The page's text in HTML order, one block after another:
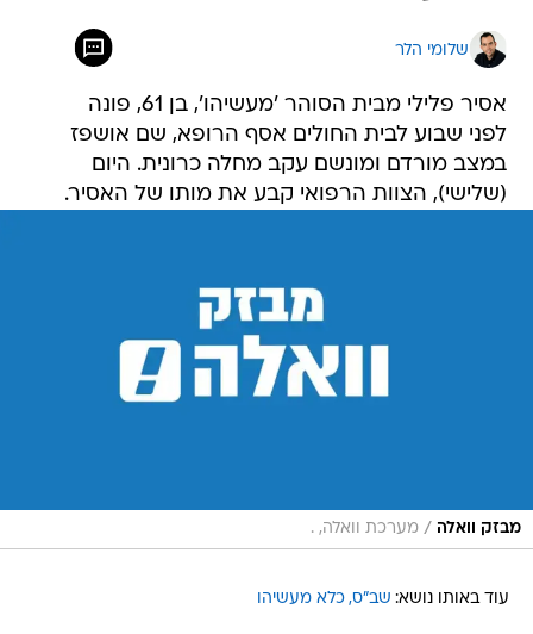
שלומי הלר
אסיר פלילי מבית הסוהר 'מעשיהו', בן 61, פונה
לפני שבוע לבית החולים אסף הרופא, שם אושפז
במצב מורדם ומונשם עקב מחלה כרונית. היום
(שלישי), הצוות הרפואי קבע את מותו של האסיר.
מבזק וואלה / מערכת וואלה, .
עוד באותו נושא: שב"ס כלא מעשיהו